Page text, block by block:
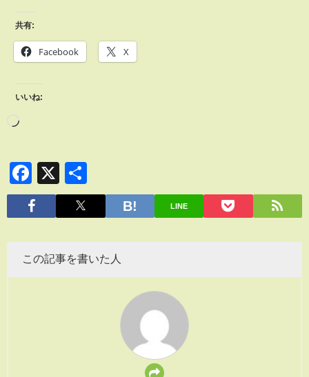
共有:
Facebook X
いいね:
Facebook
X
有
LINE
この記事を書いた人